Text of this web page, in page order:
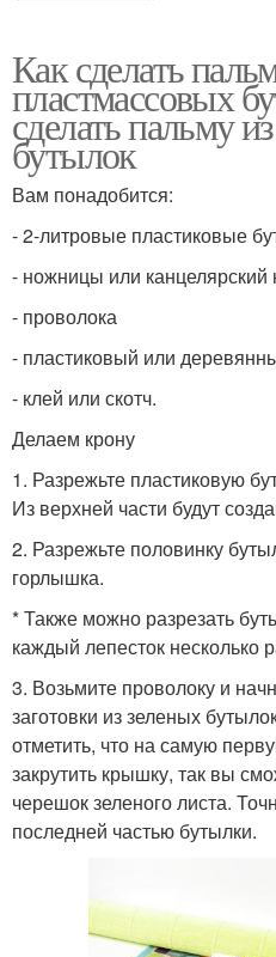
Как сделать
пластмассовых
сделать пальму
бутылок
Вам понадобится:
- 2-литровые пластиковые
- ножницы или канцелярский
- проволока
- пластиковый или
- клей или скотч.
Делаем крону
1. Разрежьте пластиковую
Из верхней части будут
2. Разрежьте половинку
горлышка.
* Также можно разрезать
каждый лепесток несколько
3. Возьмите проволоку и
заготовки из зеленых
отметить, что на самую
закрутить крышку, так вы
черешок зеленого листа.
последней частью бутылки.